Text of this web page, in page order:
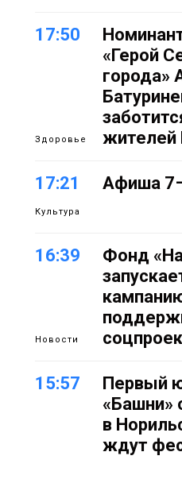
17:50
Здоровье
«Герой
города»
жителей
17:21
Культура
Афиша
16:39
Новости
Фонд
15:57
Первый
«Башни»
в
ждут